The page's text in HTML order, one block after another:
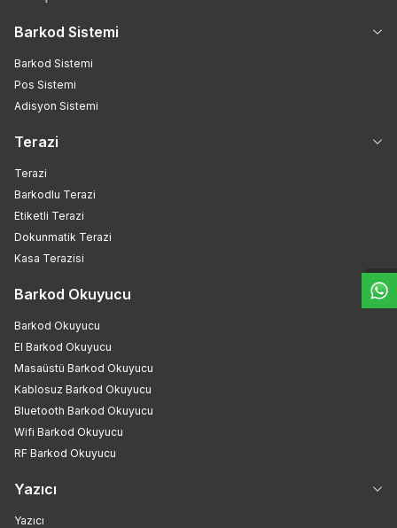
Barkod Sistemi
Barkod Sistemi
Pos Sistemi
Adisyon Sistemi
Terazi
Terazi
Barkodlu Terazi
Etiketli Terazi
Dokunmatik Terazi
Kasa Terazisi
Barkod Okuyucu
Barkod Okuyucu
El Barkod Okuyucu
Masaüstü Barkod Okuyucu
Kablosuz Barkod Okuyucu
Bluetooth Barkod Okuyucu
Wifi Barkod Okuyucu
RF Barkod Okuyucu
Yazıcı
Yazıcı